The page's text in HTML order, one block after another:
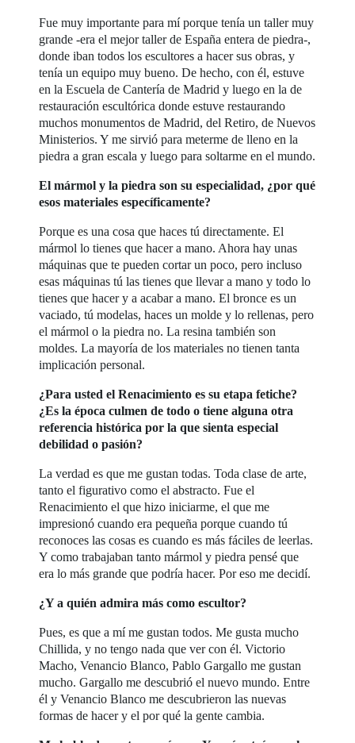
Fue muy importante para mí porque tenía un taller muy
grande -era el mejor taller de España entera de piedra-,
donde iban todos los escultores a hacer sus obras, y
tenía un equipo muy bueno. De hecho, con él, estuve
en la Escuela de Cantería de Madrid y luego en la de
restauración escultórica donde estuve restaurando
muchos monumentos de Madrid, del Retiro, de Nuevos
Ministerios. Y me sirvió para meterme de lleno en la
piedra a gran escala y luego para soltarme en el mundo.
El mármol y la piedra son su especialidad, ¿por qué
esos materiales específicamente?
Porque es una cosa que haces tú directamente. El
mármol lo tienes que hacer a mano. Ahora hay unas
máquinas que te pueden cortar un poco, pero incluso
esas máquinas tú las tienes que llevar a mano y todo lo
tienes que hacer y a acabar a mano. El bronce es un
vaciado, tú modelas, haces un molde y lo rellenas, pero
el mármol o la piedra no. La resina también son
moldes. La mayoría de los materiales no tienen tanta
implicación personal.
¿Para usted el Renacimiento es su etapa fetiche?
¿Es la época culmen de todo o tiene alguna otra
referencia histórica por la que sienta especial
debilidad o pasión?
La verdad es que me gustan todas. Toda clase de arte,
tanto el figurativo como el abstracto. Fue el
Renacimiento el que hizo iniciarme, el que me
impresionó cuando era pequeña porque cuando tú
reconoces las cosas es cuando es más fáciles de leerlas.
Y como trabajaban tanto mármol y piedra pensé que
era lo más grande que podría hacer. Por eso me decidí.
¿Y a quién admira más como escultor?
Pues, es que a mí me gustan todos. Me gusta mucho
Chillida, y no tengo nada que ver con él. Victorio
Macho, Venancio Blanco, Pablo Gargallo me gustan
mucho. Gargallo me descubrió el nuevo mundo. Entre
él y Venancio Blanco me descubrieron las nuevas
formas de hacer y el por qué la gente cambia.